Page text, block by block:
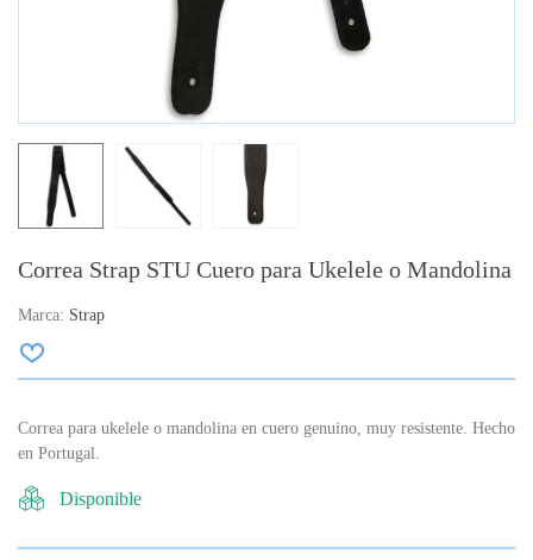
Correa Strap STU Cuero para Ukelele o Mandolina
Marca: Strap
Correa para ukelele o mandolina en cuero genuino, muy resistente. Hecho
en Portugal.
Disponible